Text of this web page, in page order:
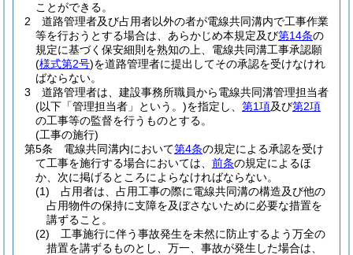
ことができる。
2
道路管理者及び占用者以外の者が電線共同溝内で工事作業
等を行おうとする場合は、あらかじめ本規定及び第14条の
規定に基づく保安細則を熟知の上、電線共同溝工事承認願
(様式第2号)を道路管理者に提出してその承認を受けなけれ
ばならない。
3
道路管理者は、建設事務所職員から電線共同溝管理担当者
(以下「管理担当者」という。)を指定し、 第1項及び第2項
の工事等の監督を行うものとする。
(工事の施行)
第5条
電線共同溝内において第4条の規定による承認を受け
て工事を施行する場合においては、 前条の規定によるほ
か、次に掲げるところによらなければならない。
(1)
占用者は、占用工事の際に電線共同溝の構造及び他の
占用物件の保持に支障を及ぼさないために必要な措置を
講ずること。
(2)
工事施行に伴う事故発生を未然に防止するよう万全の
措置を講ずるものとし、万一、事故が発生した場合は、